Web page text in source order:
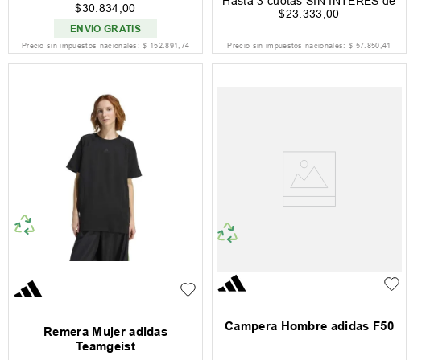
$30 834 ,00
ENVIO GRATIS
Precio sin impuestos nacionales:$ 152.891,74
$23 333 00
Precio sin impuestos nacionales: $ 57.850,41
Remera Mujer adidas
Teamgeist
Campera Hombre adidas F50